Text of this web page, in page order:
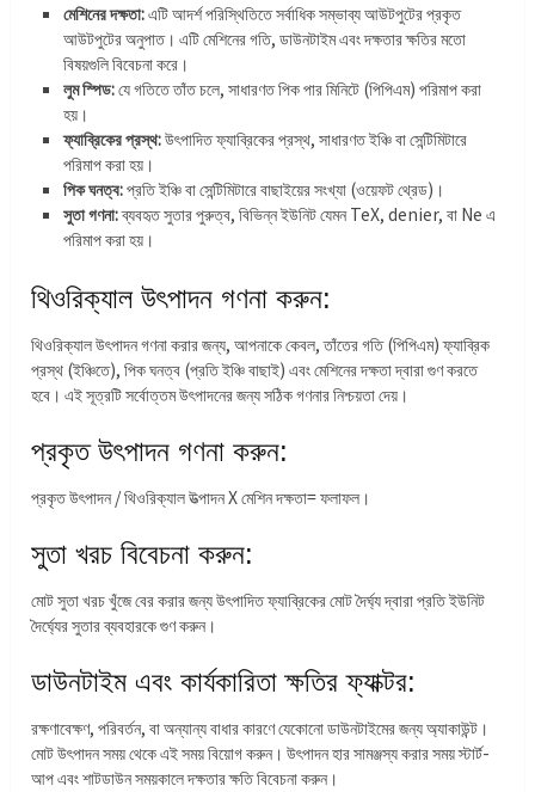
মেশিনের দক্ষতা:এটি আদর্শ পরিস্থিতিতে সর্বাধিক সম্ভাব্য আউটপুটের প্রকৃত
আউটপুটের অনুপাত। এটি মেশিনের গতি, ডাউনটাইম এবং দক্ষতার ক্ষতির মতো
বিষয়গুলি বিবেচনা করে।
লুম স্পিড:যে গতিতে তাঁত চলে, সাধারণত পিক পার মিনিটে (পিপিএম) পরিমাপ করা
হয়।
ফ্যাব্রিকের প্রস্থ:উৎপাদিত ফ্যাব্রিকের প্রস্থ, সাধারণত ইঞ্চি বা সেন্টিমিটারে
পরিমাপ করা হয়।
পিক ঘনত্ব:প্রতি ইঞ্চি বা সেন্টিমিটারে বাছাইয়ের সংখ্যা (ওয়েফট থ্রেড)।
সুতা গণনা:ব্যবহৃত সুতার পুরুত্ব, বিভিন্ন ইউনিট যেমন TeX, denier, বা Ne এ
পরিমাপ করা হয়।
থিওরিক্যাল উৎপাদন গণনা করুন:
থিওরিক্যাল উৎপাদন গণনা করার জন্য, আপনাকে কেবল, তাঁতের গতি (পিপিএম) ফ্যাব্রিক
প্রস্থ (ইঞ্চিতে), পিক ঘনত্ব (প্রতি ইঞ্চি বাছাই) এবং মেশিনের দক্ষতা দ্বারা গুণ করতে
হবে। এই সূত্রটি সর্বোত্তম উৎপাদনের জন্য সঠিক গণনার নিশ্চয়তা দেয়।
প্রকৃত উৎপাদন গণনা করুন:
প্রকৃত উৎপাদন / থিওরিক্যাল উত্পাদন X মেশিন দক্ষতা= ফলাফল।
সুতা খরচ বিবেচনা করুন:
মোট সুতা খরচ খুঁজে বের করার জন্য উৎপাদিত ফ্যাব্রিকের মোট দৈর্ঘ্য দ্বারা প্রতি ইউনিট
দৈর্ঘ্যের সুতার ব্যবহারকে গুণ করুন।
ডাউনটাইম এবং কার্যকারিতা ক্ষতির ফ্যাক্টর:
রক্ষণাবেক্ষণ, পরিবর্তন, বা অন্যান্য বাধার কারণে যেকোনো ডাউনটাইমের জন্য অ্যাকাউন্ট।
মোট উৎপাদন সময় থেকে এই সময় বিয়োগ করুন। উৎপাদন হার সামঞ্জস্য করার সময় স্টার্ট-
আপ এবং শাটডাউন সময়কালে দক্ষতার ক্ষতি বিবেচনা করুন।